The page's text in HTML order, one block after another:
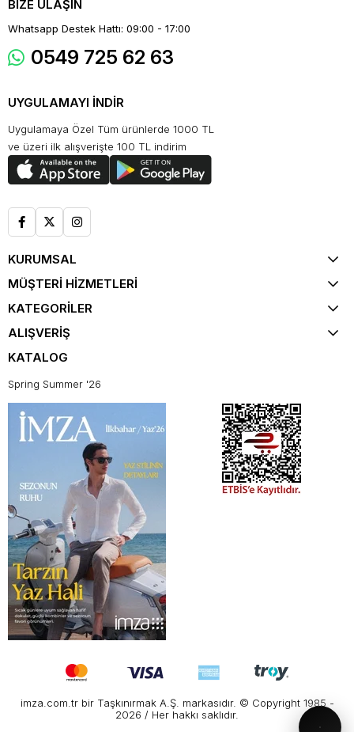
BİZE ULAŞIN
Whatsapp Destek Hattı: 09:00 - 17:00
0549 725 62 63
UYGULAMAYI İNDİR
Uygulamaya Özel Tüm ürünlerde 1000 TL
ve üzeri ilk alışverişte 100 TL indirim
KURUMSAL
MÜŞTERİ HİZMETLERİ
KATEGORİLER
ALIŞVERİŞ
KATALOG
Spring Summer '26
imza.com.tr bir Taşkınırmak A.Ş. markasıdır. © Copyright 1985 -
2026 / Her hakkı saklıdır.